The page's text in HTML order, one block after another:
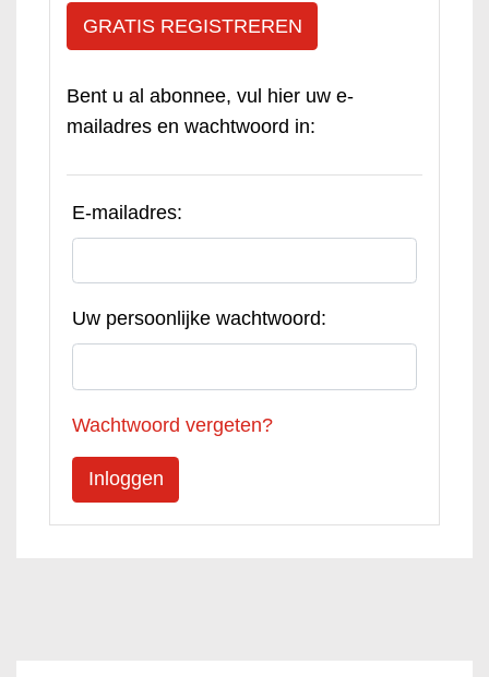
GRATIS REGISTREREN
Bent u al abonnee, vul hier uw e-
mailadres en wachtwoord in:
E-mailadres:
Uw persoonlijke wachtwoord:
Wachtwoord vergeten?